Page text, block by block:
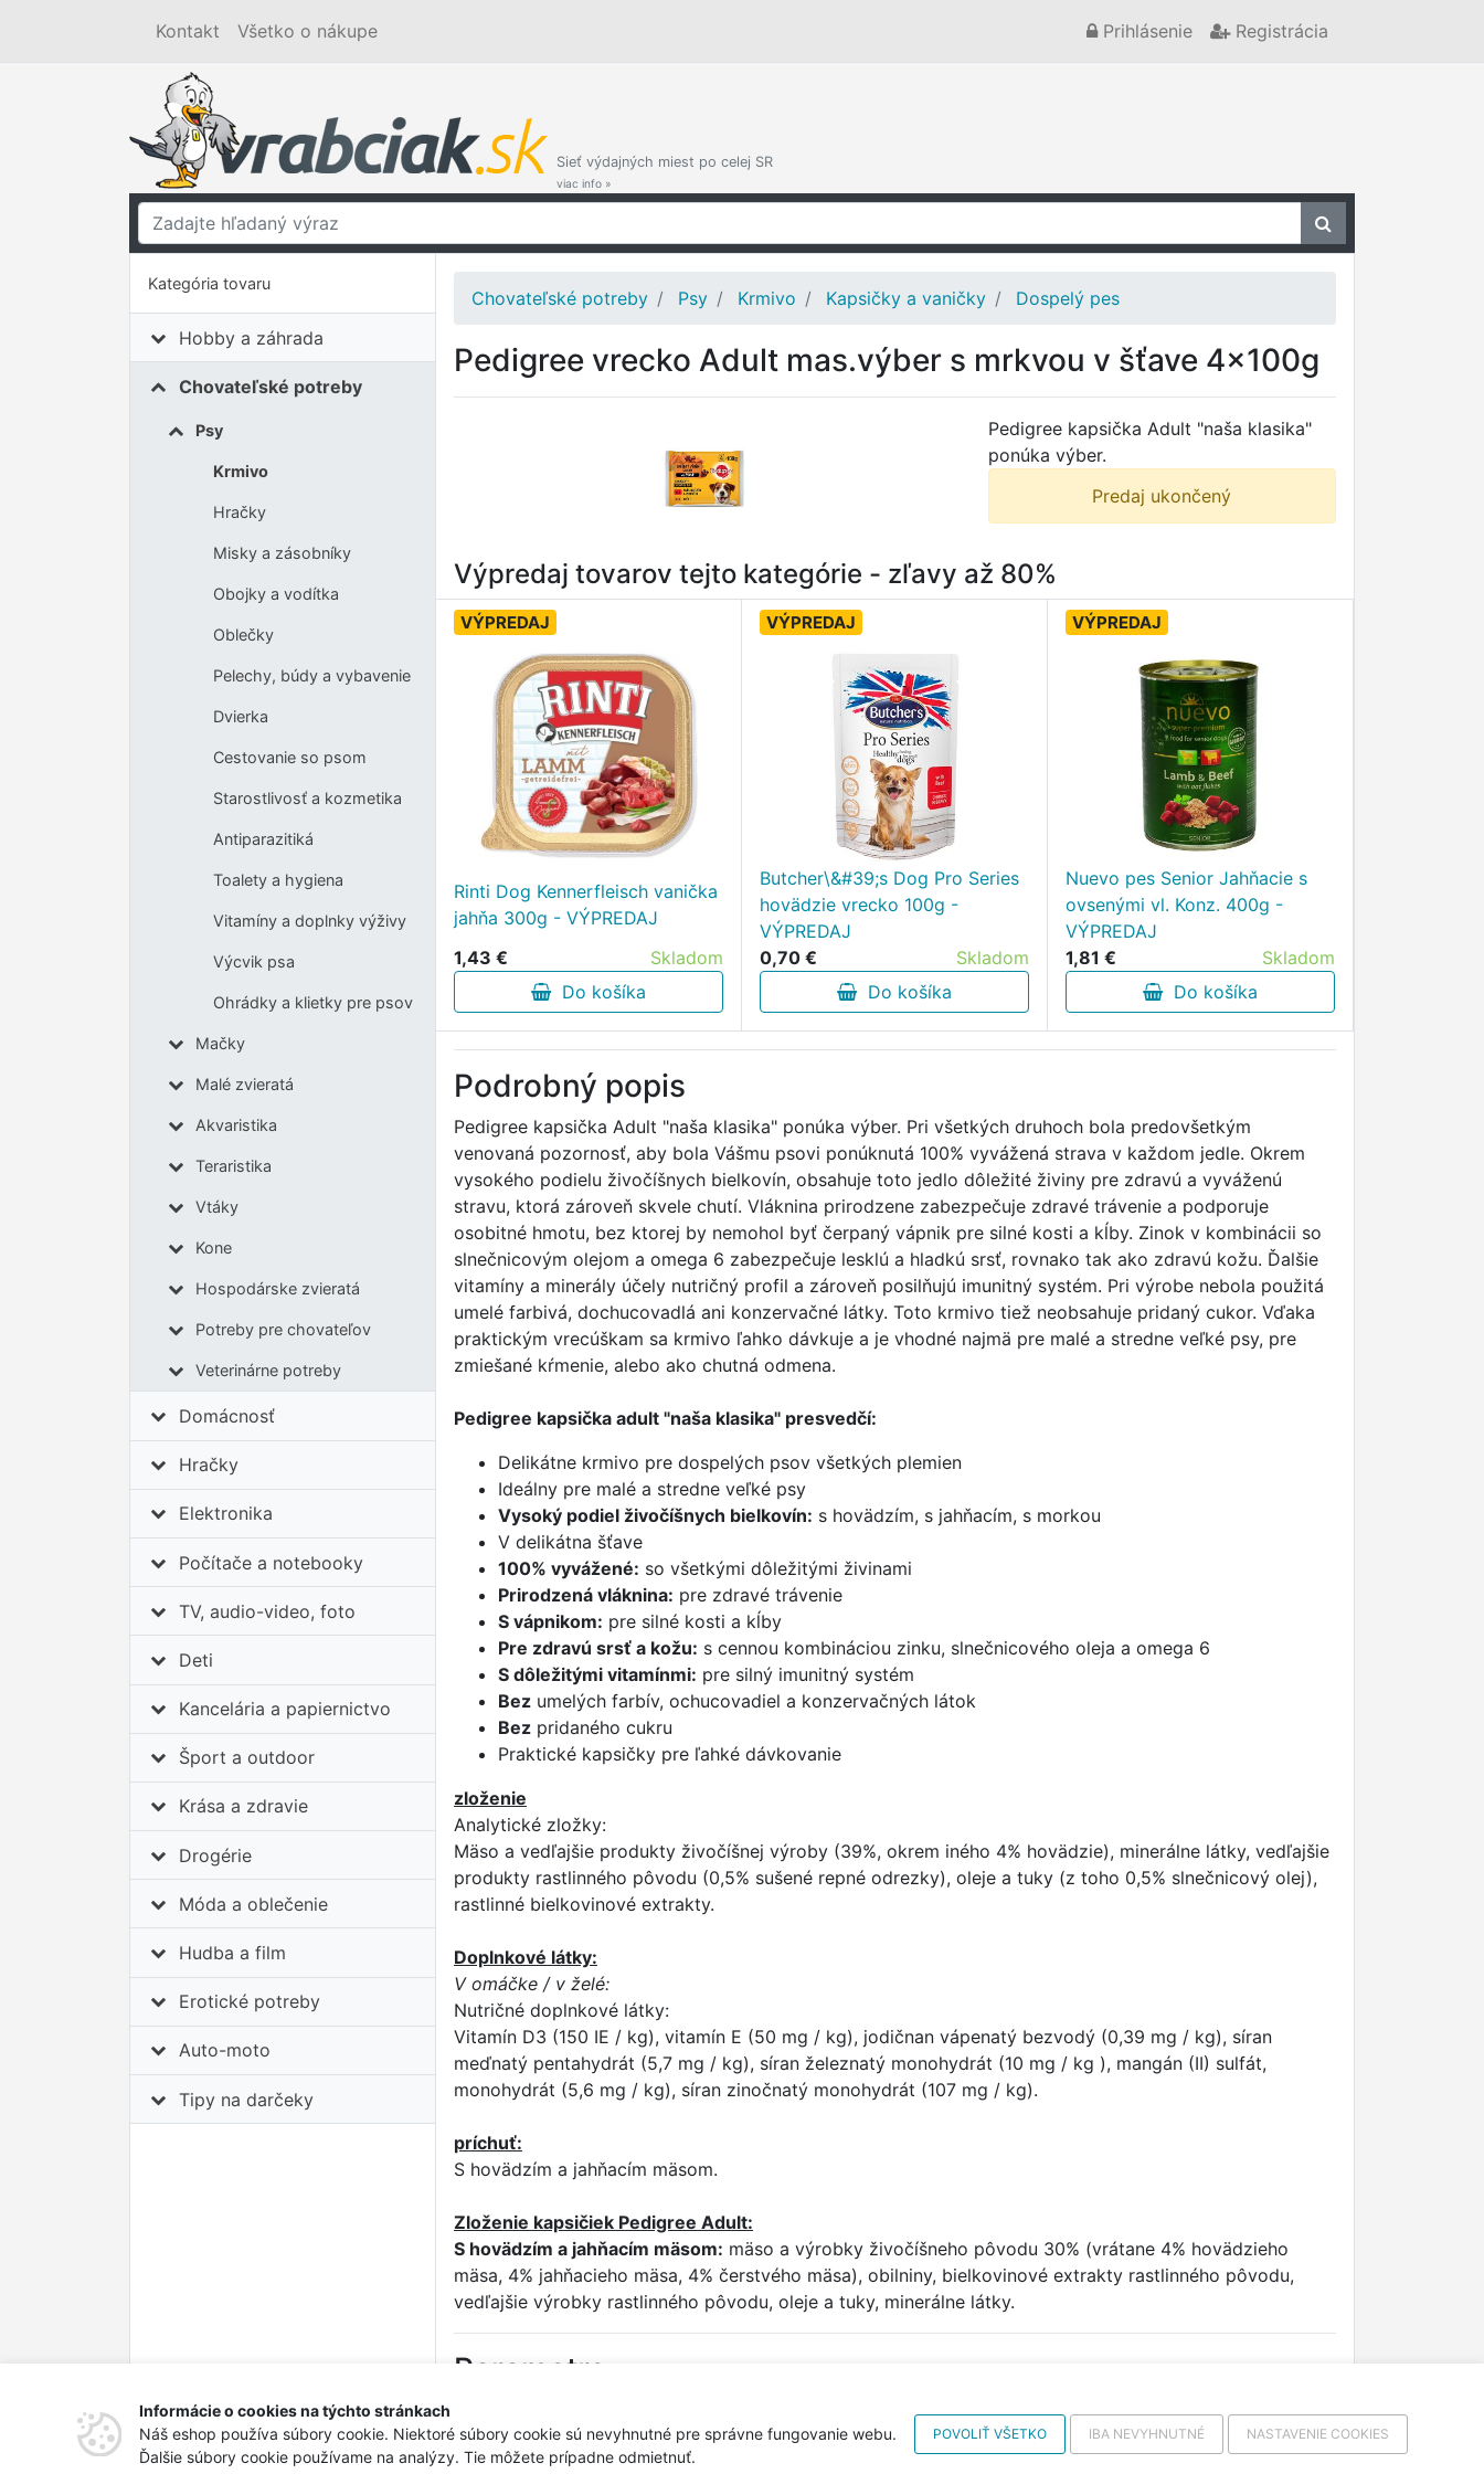
Kontakt Všetko o nákupe Prihlásenie Registrácia
Sieť výdajných miest po celej SR
viac info »
Kategória tovaru
Hobby a záhrada
Chovateľské potreby
Psy
Krmivo
Hračky
Misky a zásobníky
Obojky a vodítka
Oblečky
Pelechy, búdy a vybavenie
Dvierka
Cestovanie so psom
Starostlivosť a kozmetika
Antiparazitiká
Toalety a hygiena
Vitamíny a doplnky výživy
Výcvik psa
Ohrádky a klietky pre psov
Mačky
Malé zvieratá
Akvaristika
Teraristika
Vtáky
Kone
Hospodárske zvieratá
Potreby pre chovateľov
Veterinárne potreby
Domácnosť
Hračky
Elektronika
Počítače a notebooky
TV, audio-video, foto
Deti
Kancelária a papiernictvo
Šport a outdoor
Krása a zdravie
Drogérie
Móda a oblečenie
Hudba a film
Erotické potreby
Auto-moto
Tipy na darčeky
Chovateľské potreby Psy Krmivo Kapsičky a vaničky Dospelý pes
Pedigree vrecko Adult mas.výber s mrkvou v šťave 4x100g
Pedigree kapsička Adult "naša klasika"
ponúka výber.
Predaj ukončený
Výpredaj tovarov tejto kategórie - zľavy až 80%
VÝPREDAJ
Rinti Dog Kennerfleisch vanička
jahňa 300g - VÝPREDAJ
1,43 €
Skladom
Do košíka
VÝPREDAJ
Butcher\&#39;s Dog Pro Series
hovädzie vrecko 100g -
VÝPREDAJ
0,70 €
Skladom
Do košíka
VÝPREDAJ
Nuevo pes Senior Jahňacie s
ovsenými vl. Konz. 400g -
VÝPREDAJ
1,81 €
Skladom
Do košíka
Podrobný popis
Pedigree kapsička Adult "naša klasika" ponúka výber. Pri všetkých druhoch bola predovšetkým
venovaná pozornosť, aby bola Vášmu psovi ponúknutá 100% vyvážená strava v každom jedle. Okrem
vysokého podielu živočíšnych bielkovín, obsahuje toto jedlo dôležité živiny pre zdravú a vyváženú
stravu, ktorá zároveň skvele chutí. Vláknina prirodzene zabezpečuje zdravé trávenie a podporuje
osobitné hmotu, bez ktorej by nemohol byť čerpaný vápnik pre silné kosti a kĺby. Zinok v kombinácii so
slnečnicovým olejom a omega 6 zabezpečuje lesklú a hladkú srsť, rovnako tak ako zdravú kožu. Ďalšie
vitamíny a minerály účely nutričný profil a zároveň posilňujú imunitný systém. Pri výrobe nebola použitá
umelé farbivá, dochucovadlá ani konzervačné látky. Toto krmivo tiež neobsahuje pridaný cukor. Vďaka
praktickým vrecúškam sa krmivo ľahko dávkuje a je vhodné najmä pre malé a stredne veľké psy, pre
zmiešané kŕmenie, alebo ako chutná odmena.
Pedigree kapsička adult "naša klasika" presvedčí:
Delikátne krmivo pre dospelých psov všetkých plemien
Ideálny pre malé a stredne veľké psy
Vysoký podiel živočíšnych bielkovín: s hovädzím, s jahňacím, s morkou
V delikátna šťave
100% vyvážené: so všetkými dôležitými živinami
Prirodzená vláknina: pre zdravé trávenie
S vápnikom: pre silné kosti a kĺby
Pre zdravú srsť a kožu: s cennou kombináciou zinku, slnečnicového oleja a omega 6
S dôležitými vitamínmi: pre silný imunitný systém
Bez umelých farbív, ochucovadiel a konzervačných látok
Bez pridaného cukru
Praktické kapsičky pre ľahké dávkovanie
zloženie
Analytické zložky:
Mäso a vedľajšie produkty živočíšnej výroby (39%, okrem iného 4% hovädzie), minerálne látky, vedľajšie
produkty rastlinného pôvodu (0,5% sušené repné odrezky), oleje a tuky (z toho 0,5% slnečnicový olej),
rastlinné bielkovinové extrakty.
Doplnkové látky:
V omáčke / v želé:
Nutričné doplnkové látky:
Vitamín D3 (150 IE / kg), vitamín E (50 mg / kg), jodičnan vápenatý bezvodý (0,39 mg / kg), síran
meďnatý pentahydrát (5,7 mg / kg), síran železnatý monohydrát (10 mg / kg ), mangán (II) sulfát,
monohydrát (5,6 mg / kg), síran zinočnatý monohydrát (107 mg / kg).
príchuť:
S hovädzím a jahňacím mäsom.
Zloženie kapsičiek Pedigree Adult:
S hovädzím a jahňacím mäsom: mäso a výrobky živočíšneho pôvodu 30% (vrátane 4% hovädzieho
mäsa, 4% jahňacieho mäsa, 4% čerstvého mäsa), obilniny, bielkovinové extrakty rastlinného pôvodu,
vedľajšie výrobky rastlinného pôvodu, oleje a tuky, minerálne látky.
Parametre
Informácie o cookies na týchto stránkach
Náš eshop používa súbory cookie. Niektoré súbory cookie sú nevyhnutné pre správne fungovanie webu.
Ďalšie súbory cookie používame na analýzy. Tie môžete prípadne odmietnuť.
POVOLIŤ VŠETKO IBA NEVYHNUTNÉ NASTAVENIE COOKIES